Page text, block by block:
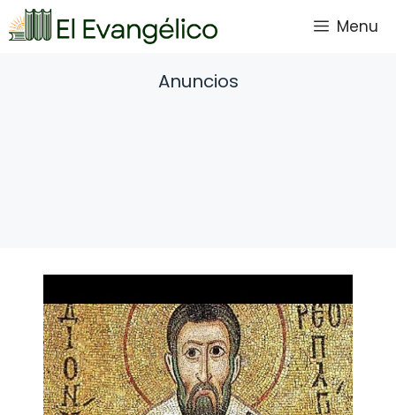
Saltar
al
Menu
Anuncios